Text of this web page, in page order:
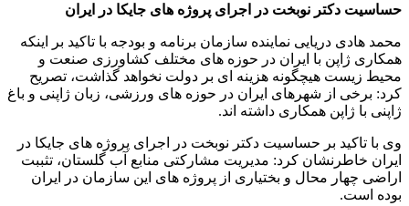
حساسیت دکتر نوبخت در اجرای پروژه های جایکا در ایران
محمد هادی دریایی نماینده سازمان برنامه و بودجه با تاکید بر اینکه
همکاری ژاپن با ایران در حوزه های مختلف کشاورزی صنعت و
محیط زیست هیچگونه هزینه ای بر دولت نخواهد گذاشت، تصریح
کرد: برخی از شهرهای ایران در حوزه های ورزشی، زبان ژاپنی و باغ
ژاپنی با ژاپن همکاری داشته اند.
وی با تاکید بر حساسیت دکتر نوبخت در اجرای پروژه های جایکا در
ایران خاطرنشان کرد: مدیریت مشارکتی منابع آب گلستان، تثببت
اراضی چهار محال و بختیاری از پروژه های این سازمان در ایران
بوده است.